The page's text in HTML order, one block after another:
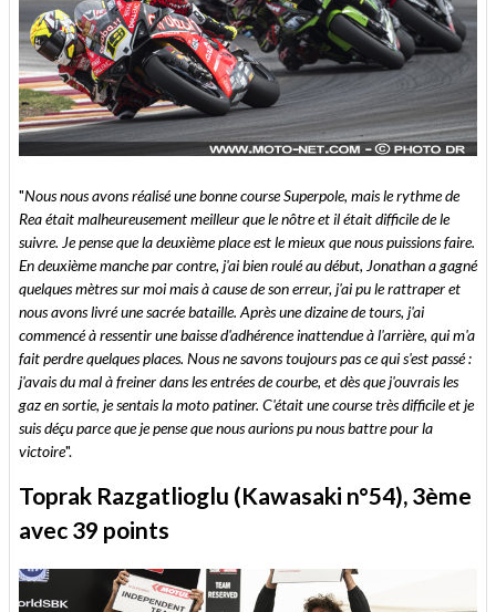
"Nous nous avons réalisé une bonne course Superpole, mais le rythme de
Rea était malheureusement meilleur que le nôtre et il était difficile de le
suivre. Je pense que la deuxième place est le mieux que nous puissions faire.
En deuxième manche par contre, j'ai bien roulé au début, Jonathan a gagné
quelques mètres sur moi mais à cause de son erreur, j'ai pu le rattraper et
nous avons livré une sacrée bataille. Après une dizaine de tours, j'ai
commencé à ressentir une baisse d'adhérence inattendue à l'arrière, qui m'a
fait perdre quelques places. Nous ne savons toujours pas ce qui s'est passé :
j'avais du mal à freiner dans les entrées de courbe, et dès que j'ouvrais les
gaz en sortie, je sentais la moto patiner. C'était une course très difficile et je
suis déçu parce que je pense que nous aurions pu nous battre pour la
victoire".
Toprak Razgatlioglu (Kawasaki n°54), 3ème
avec 39 points